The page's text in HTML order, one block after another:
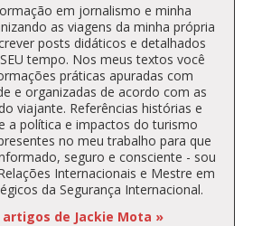
em jornalismo e minha
as viagens da minha própria
posts didáticos e detalhados
tempo. Nos meus textos você
práticas apuradas com
e organizadas de acordo com as
viajante. Referências histórias e
a política e impactos do turismo
no meu trabalho para que
seguro e consciente - sou
Internacionais e Mestre em
da Segurança Internacional.
de Jackie Mota »